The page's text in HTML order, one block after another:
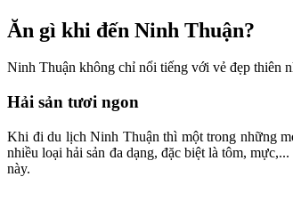
Ăn gì khi đến Ninh Thuận?
Ninh Thuận không chỉ nổi tiếng với vẻ đẹp thiên
Hải sản tươi ngon
Khi đi du lịch Ninh Thuận thì một trong những
nhiều loại hải sản đa dạng, đặc biệt là tôm,
này.